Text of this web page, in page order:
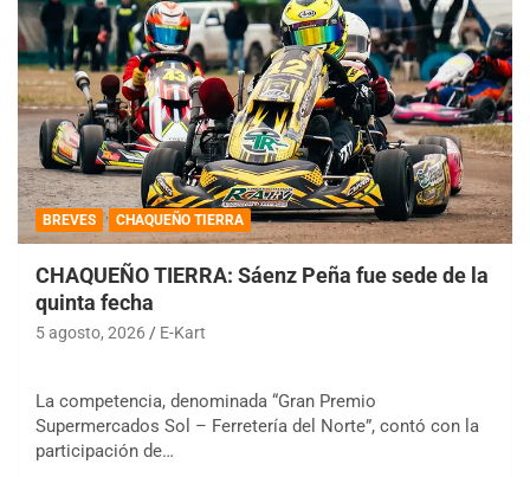
BREVES CHAQUEÑO TIERRA
CHAQUEÑO TIERRA: Sáenz Peña fue sede de la
quinta fecha
5 agosto, 2026 E-Kart
La competencia, denominada “Gran Premio
Supermercados Sol – Ferretería del Norte”, contó con la
participación de…